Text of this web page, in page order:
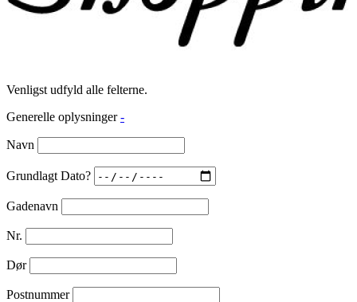
Venligst udfyld alle felterne.
Generelle oplysninger -
Navn
Grundlagt Dato?
Gadenavn
Nr.
Dør
Postnummer